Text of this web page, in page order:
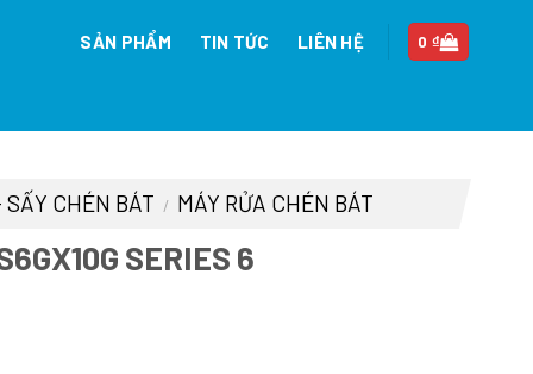
SẢN PHẨM TIN TỨC LIÊN HỆ 0₫
CHÉN BÁT / MÁY RỬA CHÉN BÁT
SERIES 6